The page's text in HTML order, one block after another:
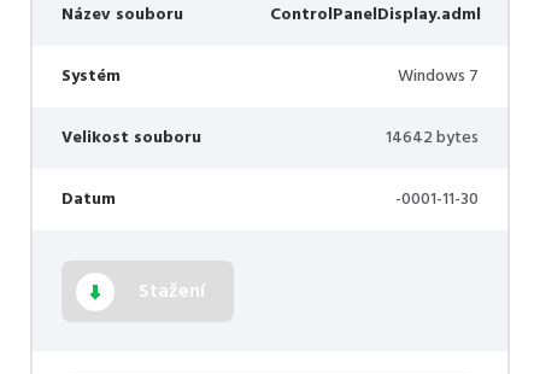
Název souboru ControlPanelDisplay.adml
Systém Windows 7
Velikost souboru 14642 bytes
Datum -0001-11-30
Stažení